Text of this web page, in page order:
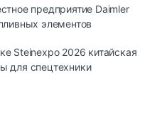
предприятие Daimler
элементов
Steinexpo 2026 китайская
для спецтехники